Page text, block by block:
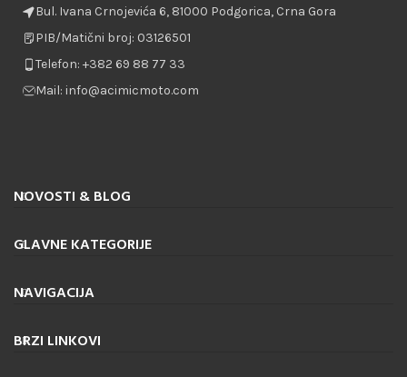
Bul. Ivana Crnojevića 6, 81000 Podgorica, Crna Gora
PIB/Matični broj: 03126501
Telefon: +382 69 88 77 33
Mail: info@acimicmoto.com
NOVOSTI & BLOG
GLAVNE KATEGORIJE
NAVIGACIJA
BRZI LINKOVI